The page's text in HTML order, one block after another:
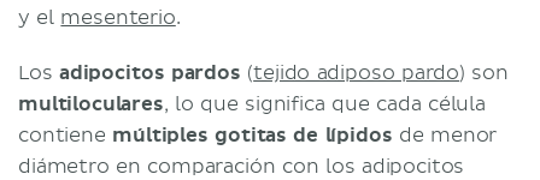
y el mesenterio.
Los adipocitos pardos (tejido adiposo pardo) son
multiloculares, lo que significa que cada célula
contiene múltiples gotitas de lípidos de menor
diámetro en comparación con los adipocitos